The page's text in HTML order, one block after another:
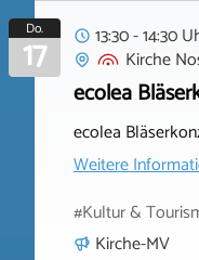
Do.
17
13:30 - 14:30
Kirche
ecolea
ecolea
Weitere
#Kultur &
Kirche-MV